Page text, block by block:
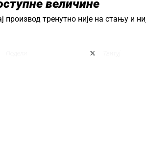
величине
производ тренутно није на стању и